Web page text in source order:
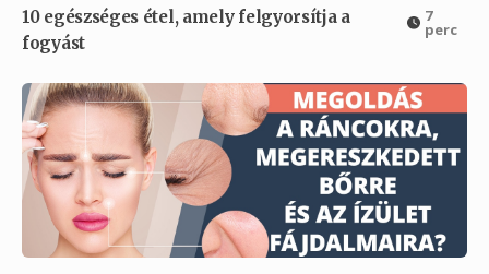
10 egészséges étel, amely felgyorsítja a
fogyást
7
perc